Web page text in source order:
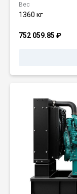
Вес
1360 кг
752 059.85 ₽